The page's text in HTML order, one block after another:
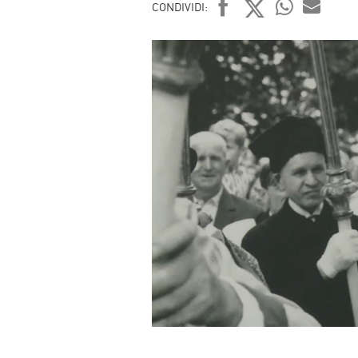
CONDIVIDI:
FACEBOOK
TWITTER
WHATSAPP
MAIL